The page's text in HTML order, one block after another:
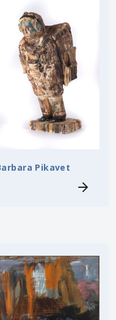
Pikavet